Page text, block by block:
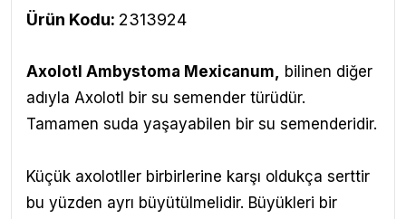
Ürün Kodu: 2313924
Axolotl Ambystoma Mexicanum, bilinen diğer
adıyla Axolotl bir su semender türüdür.
Tamamen suda yaşayabilen bir su semenderidir.
Küçük axolotller birbirlerine karşı oldukça serttir
bu yüzden ayrı büyütülmelidir. Büyükleri bir